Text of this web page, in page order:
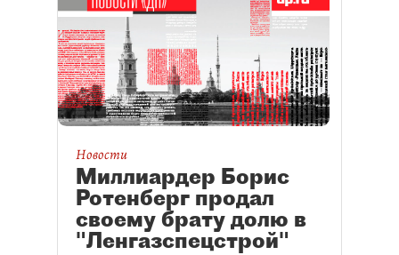
миллиардеров оформили на
свое имя охотничьи хозяйства.
Новости
Миллиардер Борис
Ротенберг продал
своему брату долю в
"Ленгазспецстрой"